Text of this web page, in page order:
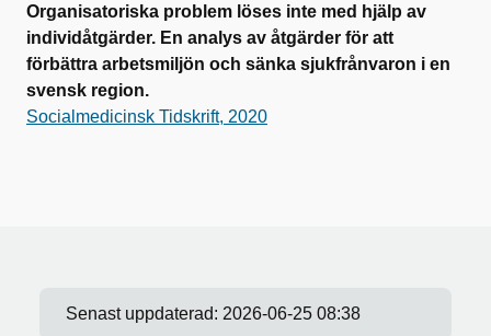
Organisatoriska problem löses inte med hjälp av
individåtgärder. En analys av åtgärder för att
förbättra arbetsmiljön och sänka sjukfrånvaron i en
svensk region.
Socialmedicinsk Tidskrift, 2020
Senast uppdaterad: 2026-06-25 08:38